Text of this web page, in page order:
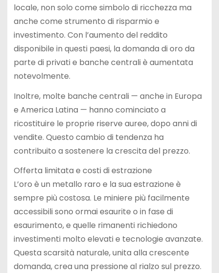
locale, non solo come simbolo di ricchezza ma
anche come strumento di risparmio e
investimento. Con l’aumento del reddito
disponibile in questi paesi, la domanda di oro da
parte di privati e banche centrali è aumentata
notevolmente.
Inoltre, molte banche centrali — anche in Europa
e America Latina — hanno cominciato a
ricostituire le proprie riserve auree, dopo anni di
vendite. Questo cambio di tendenza ha
contribuito a sostenere la crescita del prezzo.
Offerta limitata e costi di estrazione
L’oro è un metallo raro e la sua estrazione è
sempre più costosa. Le miniere più facilmente
accessibili sono ormai esaurite o in fase di
esaurimento, e quelle rimanenti richiedono
investimenti molto elevati e tecnologie avanzate.
Questa scarsità naturale, unita alla crescente
domanda, crea una pressione al rialzo sul prezzo.